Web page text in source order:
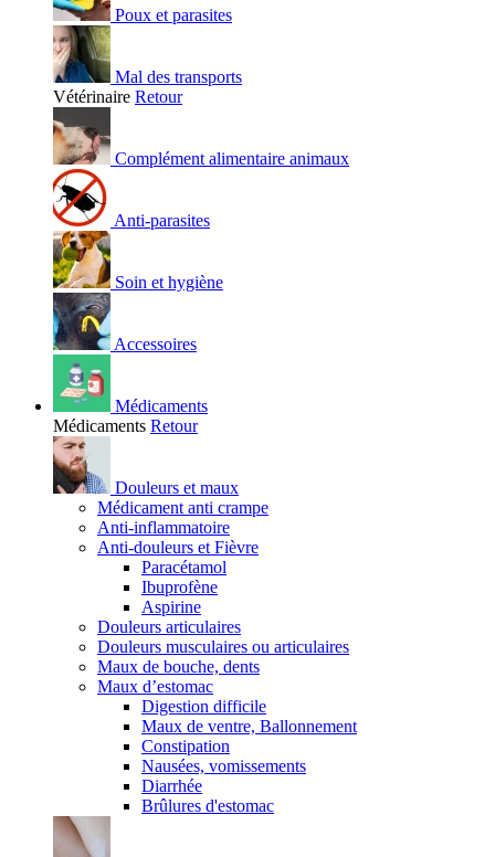
Poux et parasites
Mal des transports
Vétérinaire Retour
Complément alimentaire animaux
Anti-parasites
Soin et hygiène
Accessoires
Médicaments
Médicaments Retour
Douleurs et maux
Médicament anti crampe
Anti-inflammatoire
Anti-douleurs et Fièvre
Paracétamol
Ibuprofène
Aspirine
Douleurs articulaires
Douleurs musculaires ou articulaires
Maux de bouche, dents
Maux d’estomac
Digestion difficile
Maux de ventre, Ballonnement
Constipation
Nausées, vomissements
Diarrhée
Brûlures d'estomac